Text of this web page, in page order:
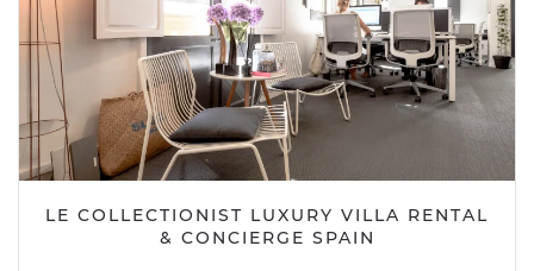
LE COLLECTIONIST LUXURY VILLA RENTAL
& CONCIERGE SPAIN